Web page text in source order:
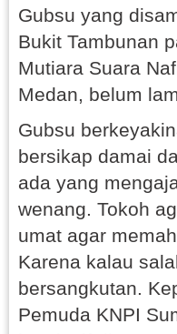
Gubsu yang
Bukit Tambunan
Mutiara Suara
Medan, belum
Gubsu
bersikap damai
ada yang
wenang. Tokoh
umat agar
Karena kalau
bersangkutan.
Pemuda KNPI